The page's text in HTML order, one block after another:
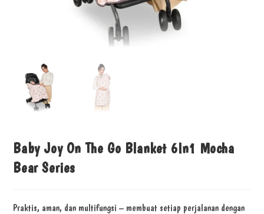
Baby Joy On The Go Blanket 6In1 Mocha
Bear Series
Praktis, aman, dan multifungsi – membuat setiap perjalanan dengan